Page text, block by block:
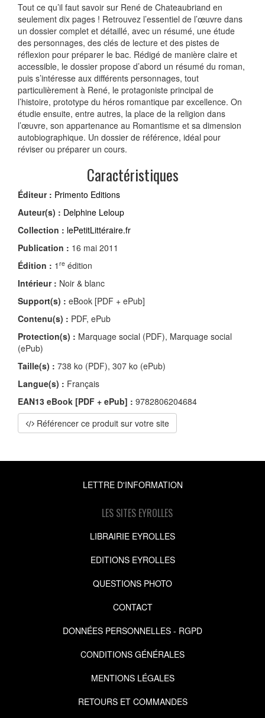
Tout ce qu’il faut savoir sur René de Chateaubriand en
seulement dix pages ! Retrouvez l’essentiel de l’œuvre dans
un dossier complet et détaillé, avec un résumé, une étude
des personnages, des clés de lecture et des pistes de
réflexion pour préparer le bac. Rédigé de manière claire et
accessible, le dossier propose d’abord un résumé du roman,
puis s’intéresse aux différents personnages, tout
particulièrement à René, le protagoniste principal de
l’histoire, prototype du héros romantique par excellence. On
étudie ensuite, entre autres, la place de la religion dans
l’œuvre, son appartenance au Romantisme et sa dimension
autobiographique. Un dossier de référence, idéal pour
réviser ou préparer un cours.
Caractéristiques
Éditeur : Primento Editions
Auteur(s) : Delphine Leloup
Collection : lePetitLittéraire.fr
Publication : 16 mai 2011
Édition : 1 re édition
Intérieur : Noir & blanc
Support(s) : eBook [PDF + ePub]
Contenu(s) : PDF, ePub
Protection(s) : Marquage social (PDF), Marquage social
(ePub)
Taille(s) : 738 ko (PDF), 307 ko (ePub)
Langue(s) : Français
EAN13 eBook [PDF + ePub] : 9782806204684
Référencer ce produit sur votre site
LETTRE D'INFORMATION
LES SITES EYROLLES
LIBRAIRIE EYROLLES
EDITIONS EYROLLES
QUESTIONS PHOTO
CONTACT
DONNÉES PERSONNELLES - RGPD
CONDITIONS GÉNÉRALES
MENTIONS LÉGALES
RETOURS ET COMMANDES